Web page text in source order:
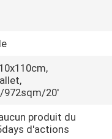
972sqm/20'
produit du
d'actions